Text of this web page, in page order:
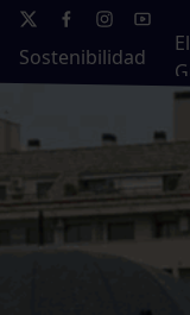
Sostenibilidad
El